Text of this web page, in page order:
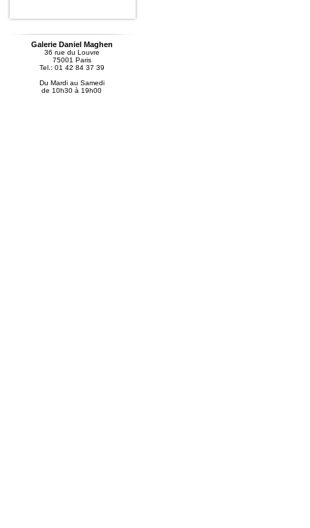
Galerie Daniel Maghen
36 rue du Louvre
75001 Paris
Tel.: 01 42 84 37 39
Du Mardi au Samedi
de 10h30 à 19h00